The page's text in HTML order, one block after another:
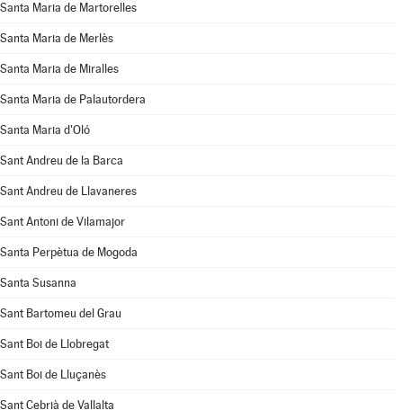
Santa Maria de Martorelles
Santa Maria de Merlès
Santa Maria de Miralles
Santa Maria de Palautordera
Santa Maria d'Oló
Sant Andreu de la Barca
Sant Andreu de Llavaneres
Sant Antoni de Vilamajor
Santa Perpètua de Mogoda
Santa Susanna
Sant Bartomeu del Grau
Sant Boi de Llobregat
Sant Boi de Lluçanès
Sant Cebrià de Vallalta